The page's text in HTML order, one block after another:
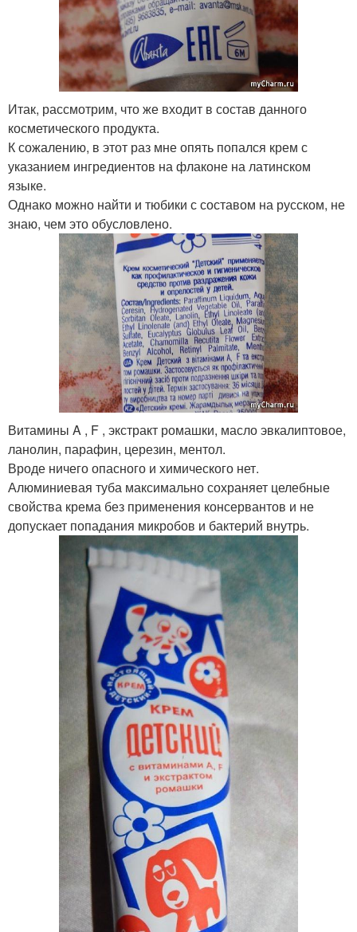
Итак, рассмотрим, что же входит в состав данного
косметического продукта.
К сожалению, в этот раз мне опять попался крем с
указанием ингредиентов на флаконе на латинском
языке.
Однако можно найти и тюбики с составом на русском, не
знаю, чем это обусловлено.
Витамины A , F , экстракт ромашки, масло эвкалиптовое,
ланолин, парафин, церезин, ментол.
Вроде ничего опасного и химического нет.
Алюминиевая туба максимально сохраняет целебные
свойства крема без применения консервантов и не
допускает попадания микробов и бактерий внутрь.